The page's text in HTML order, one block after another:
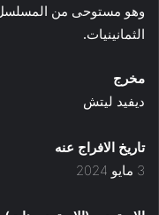
وهو مستوحى من
الثمانينيات.
مخرج
ديفيد ليتش
تاريخ الافراج عنه
3 مايو 2024